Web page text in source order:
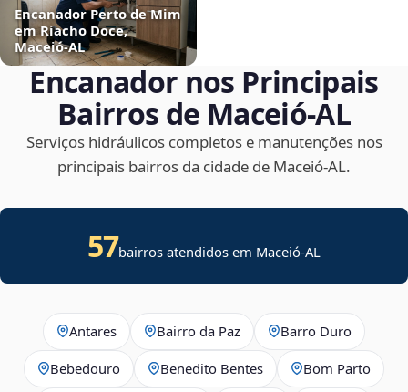
Encanador Perto de Mim
em Riacho Doce,
Maceió‑AL
Encanador nos Principais
Bairros de Maceió‑AL
Serviços hidráulicos completos e manutenções nos
principais bairros da cidade de Maceió‑AL.
57bairros atendidos em Maceió-AL
Antares Bairro da Paz Barro Duro
Bebedouro Benedito Bentes Bom Parto